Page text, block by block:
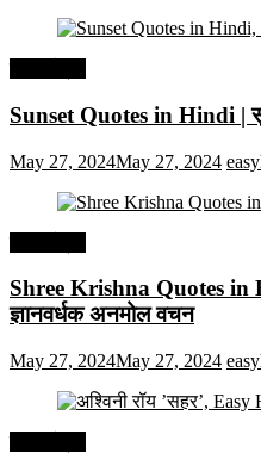
Sunset Quotes in Hindi |
May 27, 2024May 27, 2024
Shree Krishna Quotes in
ज्ञानवर्धक अनमोल वचन
May 27, 2024May 27, 2024